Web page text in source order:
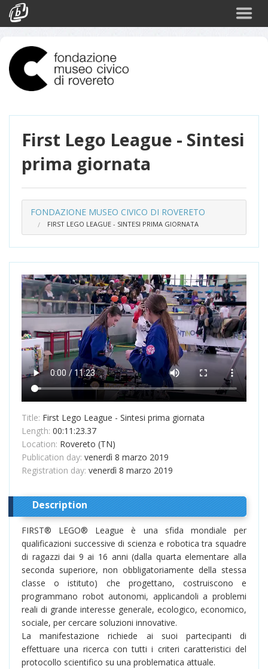
Eventi
Login
First Lego League - Sintesi
prima giornata
FONDAZIONE MUSEO CIVICO DI ROVERETO
FIRST LEGO LEAGUE - SINTESI PRIMA GIORNATA
Title: First Lego League - Sintesi prima giornata
Length: 00:11:23.37
Location: Rovereto (TN)
Publication day: venerdì 8 marzo 2019
Registration day: venerdì 8 marzo 2019
Description
FIRST® LEGO® League è una sfida mondiale per
qualificazioni successive di scienza e robotica tra squadre
di ragazzi dai 9 ai 16 anni (dalla quarta elementare alla
seconda superiore, non obbligatoriamente della stessa
classe o istituto) che progettano, costruiscono e
programmano robot autonomi, applicandoli a problemi
reali di grande interesse generale, ecologico, economico,
sociale, per cercare soluzioni innovative.
La manifestazione richiede ai suoi partecipanti di
effettuare una ricerca con tutti i criteri caratteristici del
protocollo scientifico su una problematica attuale.